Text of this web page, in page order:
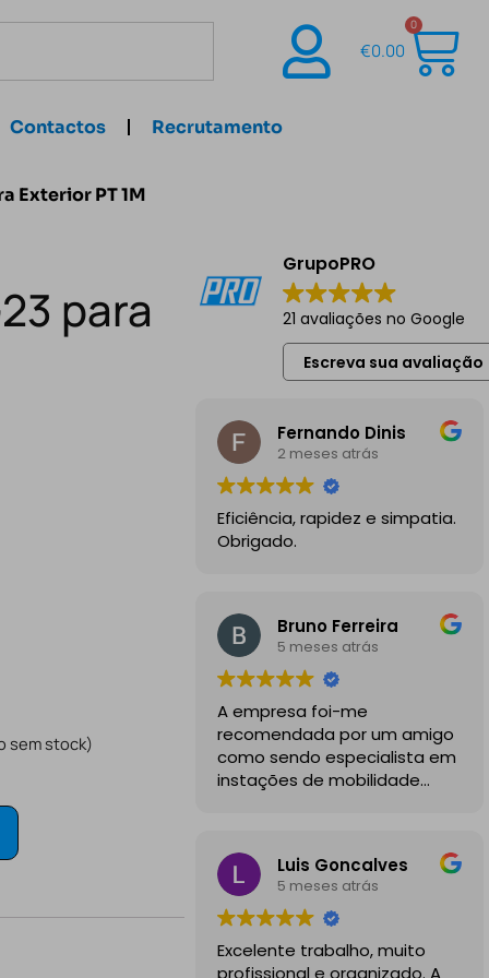
€0.00
0
Contactos Recrutamento
Exterior PT 1M
para
sem stock)
GrupoPRO
21 avaliações no Google
Escreva sua avaliação
Fernando Dinis
2 meses atrás
Eficiência, rapidez e simpatia.
Obrigado.
Bruno Ferreira
5 meses atrás
A empresa foi-me
recomendada por um amigo
como sendo especialista em
instações de mobilidade
profissionais, comunicativos e
disponiveis para todas as
minhas dúvidas.
A instalação de tomada
reforçada em garagem
Luis Goncalves
5 meses atrás
Excelente trabalho, muito
profissional e organizado. A